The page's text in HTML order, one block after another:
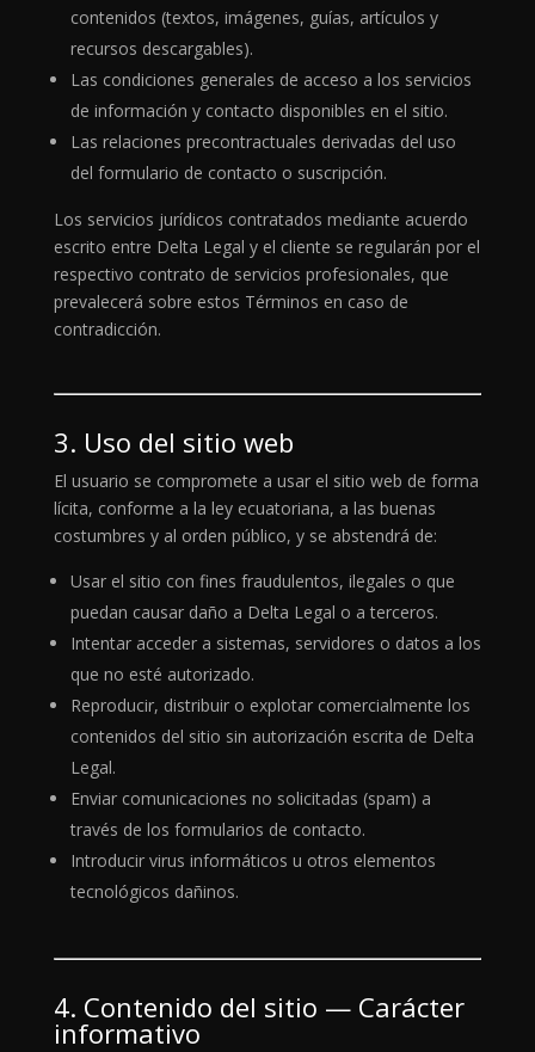
contenidos (textos, imágenes, guías, artículos y
recursos descargables).
Las condiciones generales de acceso a los servicios
de información y contacto disponibles en el sitio.
Las relaciones precontractuales derivadas del uso
del formulario de contacto o suscripción.
Los servicios jurídicos contratados mediante acuerdo
escrito entre Delta Legal y el cliente se regularán por el
respectivo contrato de servicios profesionales, que
prevalecerá sobre estos Términos en caso de
contradicción.
3. Uso del sitio web
El usuario se compromete a usar el sitio web de forma
lícita, conforme a la ley ecuatoriana, a las buenas
costumbres y al orden público, y se abstendrá de:
Usar el sitio con fines fraudulentos, ilegales o que
puedan causar daño a Delta Legal o a terceros.
Intentar acceder a sistemas, servidores o datos a los
que no esté autorizado.
Reproducir, distribuir o explotar comercialmente los
contenidos del sitio sin autorización escrita de Delta
Legal.
Enviar comunicaciones no solicitadas (spam) a
través de los formularios de contacto.
Introducir virus informáticos u otros elementos
tecnológicos dañinos.
4. Contenido del sitio — Carácter
informativo